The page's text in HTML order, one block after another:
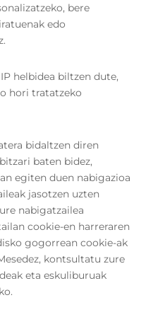
bere
edo
helbidea biltzen dute,
hori tratatzeko
bidaltzen diren
baten bidez,
egiten duen nabigazioa
jasotzen uzten
nabigatzailea
cookie-en harreraren
gogorrean cookie-ak
kontsultatu zure
eta eskuliburuak